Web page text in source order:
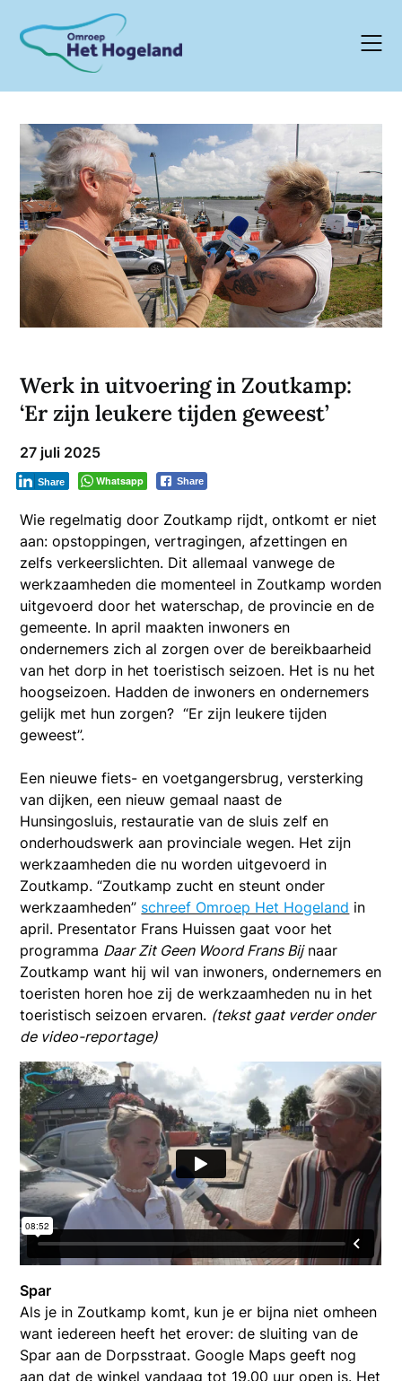
content
Werk in uitvoering in Zoutkamp:
‘Er zijn leukere tijden geweest’
27 juli 2025
Whatsapp Share
Share
Wie regelmatig door Zoutkamp rijdt, ontkomt er niet
aan: opstoppingen, vertragingen, afzettingen en
zelfs verkeerslichten. Dit allemaal vanwege de
werkzaamheden die momenteel in Zoutkamp worden
uitgevoerd door het waterschap, de provincie en de
gemeente. In april maakten inwoners en
ondernemers zich al zorgen over de bereikbaarheid
van het dorp in het toeristisch seizoen. Het is nu het
hoogseizoen. Hadden de inwoners en ondernemers
gelijk met hun zorgen? “Er zijn leukere tijden
geweest”.
Een nieuwe fiets- en voetgangersbrug, versterking
van dijken, een nieuw gemaal naast de
Hunsingosluis, restauratie van de sluis zelf en
onderhoudswerk aan provinciale wegen. Het zijn
werkzaamheden die nu worden uitgevoerd in
Zoutkamp. “Zoutkamp zucht en steunt onder
werkzaamheden” schreef Omroep Het Hogeland in
april. Presentator Frans Huissen gaat voor het
programma Daar Zit Geen Woord Frans Bijnaar
Zoutkamp want hij wil van inwoners, ondernemers en
toeristen horen hoe zij de werkzaamheden nu in het
toeristisch seizoen ervaren. (tekst gaat verder onder
de video-reportage)
Spar
Als je in Zoutkamp komt, kun je er bijna niet omheen
want iedereen heeft het erover: de sluiting van de
Spar aan de Dorpsstraat. Google Maps geeft nog
aan dat de winkel vandaag tot 19.00 uur open is. Het